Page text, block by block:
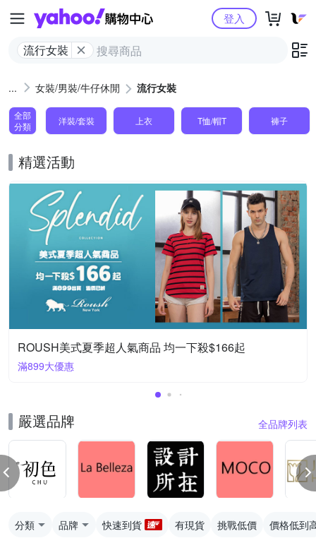
Yahoo購物中心
流行女裝
登入
女裝/男裝/牛仔休閒 流行女裝
全部
分類
洋裝/套裝 上衣 T恤/帽T 褲子
精選活動
ROUSH美式夏季超人氣商品 均一下殺$166起
滿899大優惠
嚴選品牌 全品牌列表
分類 品牌 快速到貨 有現貨 挑戰低價 價格低到